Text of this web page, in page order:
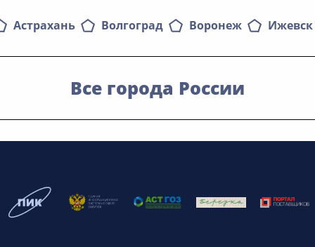
Астрахань Волгоград Воронеж Ижевск
Все города России